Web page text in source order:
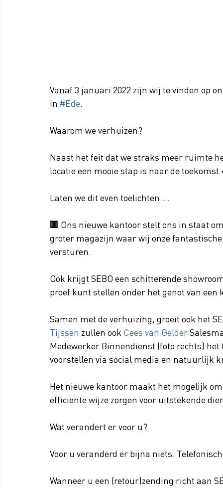
Vanaf 3 januari 2022 zijn wij te vinden op
in #Ede.
Waarom we verhuizen?
Naast het feit dat we straks meer ruimte
locatie een mooie stap is naar de toekomst
Laten we dit even toelichten….
🏢 Ons nieuwe kantoor stelt ons in staat
groter magazijn waar wij onze
versturen.
Ook krijgt SEBO een schitterende
proef kunt stellen onder het genot van een
Samen met de verhuizing, groeit ook het
Tijssen zullen ook Cees van Gelder
Medewerker Binnendienst (foto rechts)
voorstellen via social media en natuurlijk
Het nieuwe kantoor maakt het mogelijk
efficiënte wijze zorgen voor uitstekende
Wat verandert er voor u?
Voor u veranderd er bijna niets.
Wanneer u een (retour)zending richt aan